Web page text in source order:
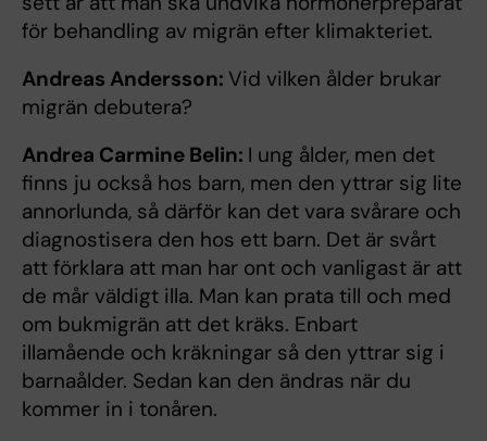
för behandling av migrän efter klimakteriet.
Andreas Andersson: Vid vilken ålder brukar
migrän debutera?
Andrea Carmine Belin: I ung ålder, men det
finns ju också hos barn, men den yttrar sig lite
annorlunda, så därför kan det vara svårare och
diagnostisera den hos ett barn. Det är svårt
att förklara att man har ont och vanligast är att
de mår väldigt illa. Man kan prata till och med
om bukmigrän att det kräks. Enbart
illamående och kräkningar så den yttrar sig i
barnaålder. Sedan kan den ändras när du
kommer in i tonåren.